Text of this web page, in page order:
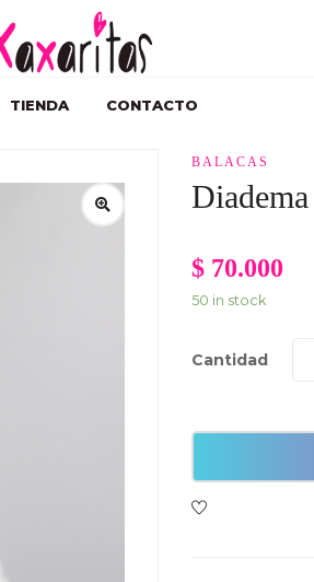
TIENDA CONTACTO
BALACAS
$ 70.000
50 in stock
Cantidad